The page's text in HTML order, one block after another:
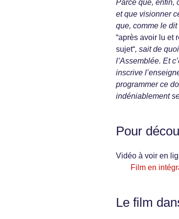
Parce que, enfin,
et que visionner
que, comme le
“après avoir lu et
sujet“, sait de
l’Assemblée. Et
inscrive
programmer ce
indéniablement
Pour
Vidéo à voir en
Film en
Le film